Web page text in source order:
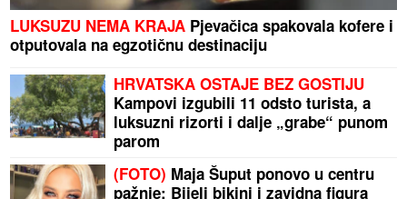
LUKSUZU NEMA KRAJA Pjevačica spakovala kofere i
otputovala na egzotičnu destinaciju
HRVATSKA OSTAJE BEZ GOSTIJU
Kampovi izgubili 11 odsto turista, a
luksuzni rizorti i dalje „grabe“ punom
parom
(FOTO) Maja Šuput ponovo u centru
pažnje: Bijeli bikini i zavidna figura